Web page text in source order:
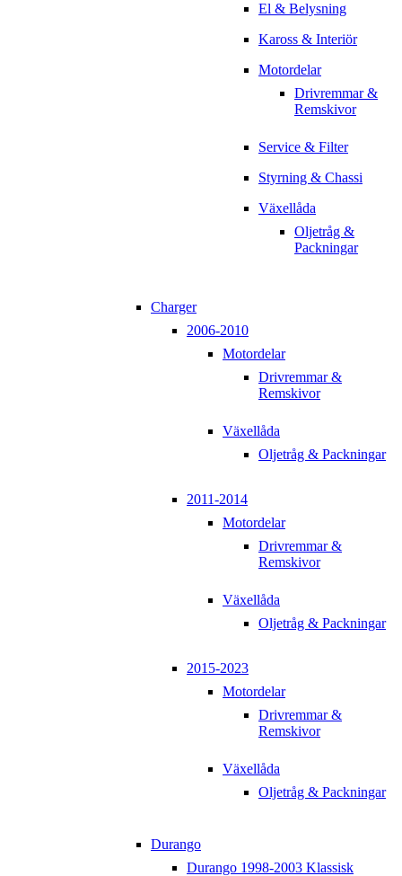
El & Belysning
Kaross & Interiör
Motordelar
Drivremmar &
Remskivor
Service & Filter
Styrning & Chassi
Växellåda
Oljetråg &
Packningar
Charger
2006-2010
Motordelar
Drivremmar &
Remskivor
Växellåda
Oljetråg & Packningar
2011-2014
Motordelar
Drivremmar &
Remskivor
Växellåda
Oljetråg & Packningar
2015-2023
Motordelar
Drivremmar &
Remskivor
Växellåda
Oljetråg & Packningar
Durango
Durango 1998-2003 Klassisk